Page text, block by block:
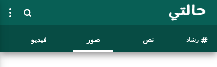
رشاد نص صور فيديو